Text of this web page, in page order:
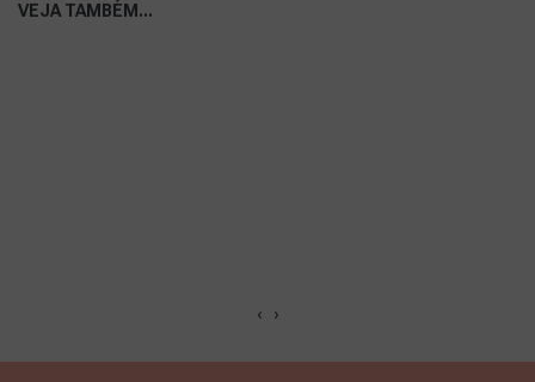
VEJA TAMBÉM...
‹ ›